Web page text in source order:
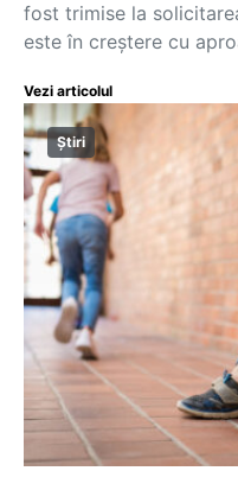
fost trimise la
este în creștere cu
Vezi articolul
Știri